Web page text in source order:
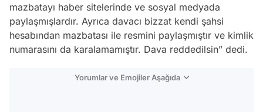
mazbatayı haber sitelerinde ve sosyal medyada
paylaşmışlardır. Ayrıca davacı bizzat kendi şahsi
hesabından mazbatası ile resmini paylaşmıştır ve kimlik
numarasını da karalamamıştır. Dava reddedilsin” dedi.
Yorumlar ve Emojiler Aşağıda